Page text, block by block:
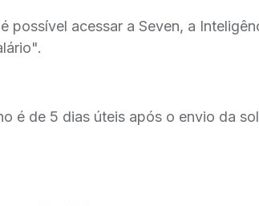
possível acessar a Seven, a
é de 5 dias úteis após o envio da